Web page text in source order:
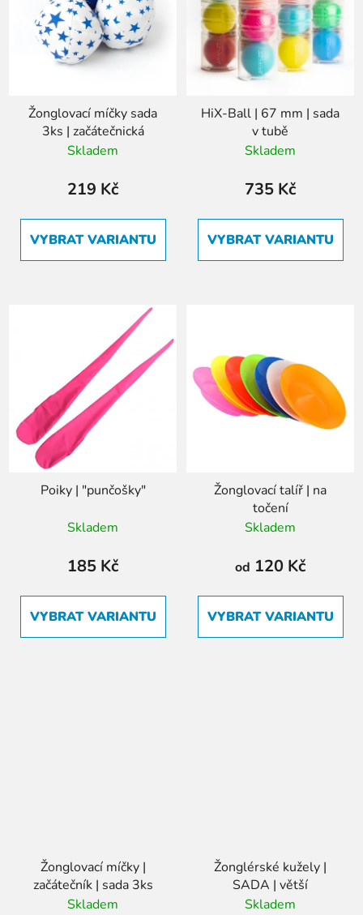
Žonglovací míčky sada
3ks | začátečnická
Skladem
219 Kč
VYBRAT VARIANTU
HiX-Ball | 67 mm | sada
v tubě
Skladem
735 Kč
VYBRAT VARIANTU
Poiky | "punčošky"
Skladem
185 Kč
VYBRAT VARIANTU
Žonglovací talíř | na
točení
Skladem
od 120 Kč
VYBRAT VARIANTU
Žonglovací míčky |
začátečník | sada 3ks
Skladem
Žonglérské kužely |
SADA | větší
Skladem